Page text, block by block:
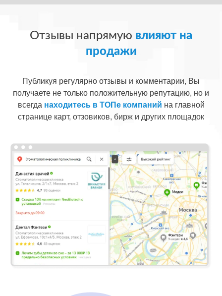
Отзывы напрямую влияют на
продажи
Публикуя регулярно отзывы и комментарии, Вы
получаете не только положительную репутацию, но и
всегда находитесь в ТОПе компаний на главной
странице карт, отзовиков, бирж и других площадок